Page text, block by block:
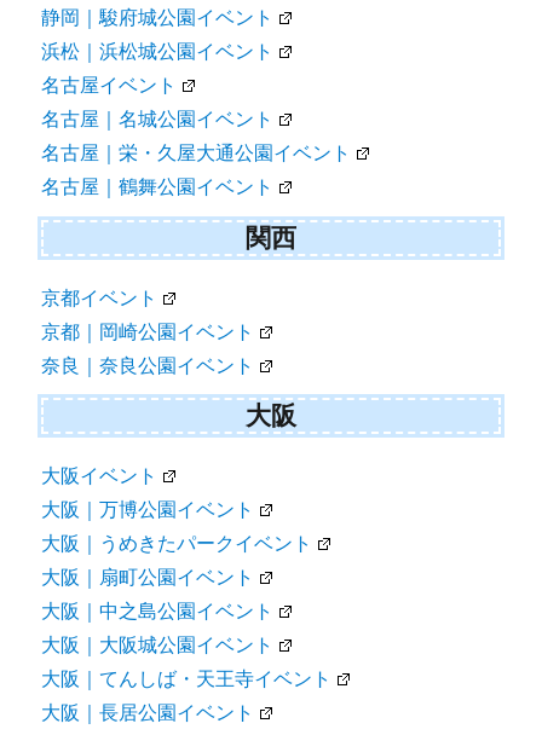
静岡｜駿府城公園イベント
浜松｜浜松城公園イベント
名古屋イベント
名古屋｜名城公園イベント
名古屋｜栄・久屋大通公園イベント
名古屋｜鶴舞公園イベント
関西
京都イベント
京都｜岡崎公園イベント
奈良｜奈良公園イベント
大阪
大阪イベント
大阪｜万博公園イベント
大阪｜うめきたパークイベント
大阪｜扇町公園イベント
大阪｜中之島公園イベント
大阪｜大阪城公園イベント
大阪｜てんしば・天王寺イベント
大阪｜長居公園イベント